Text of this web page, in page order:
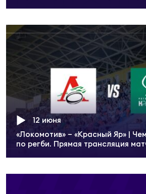
«Локомотив» – «Красный Яр» |
по регби. Прямая трансляция
12 июня